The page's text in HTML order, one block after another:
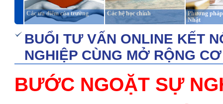
Các ưu điểm của trường Các hệ học chính
Phương
Nhật
BUỔI TƯ VẤN ONLINE KẾT
NGHIỆP CÙNG MỞ RỘNG
BƯỚC NGOẶT SỰ